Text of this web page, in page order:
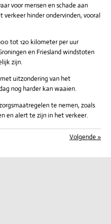
voor mensen en schade aan
hinder ondervinden, vooral
tot 120 kilometer per uur
en Friesland windstoten
zijn.
uitzondering van het
nog harder kan waaien.
te nemen, zoals
en alert te zijn in het verkeer.
Volgende »